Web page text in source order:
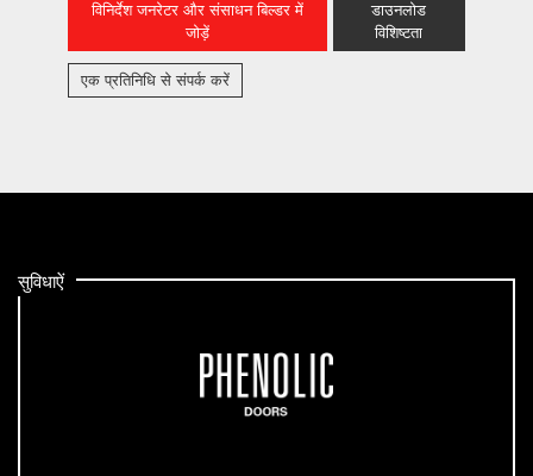
विनिर्देश जनरेटर और संसाधन बिल्डर में
जोड़ें
डाउनलोड
विशिष्टता
एक प्रतिनिधि से संपर्क करें
सुविधाऐं